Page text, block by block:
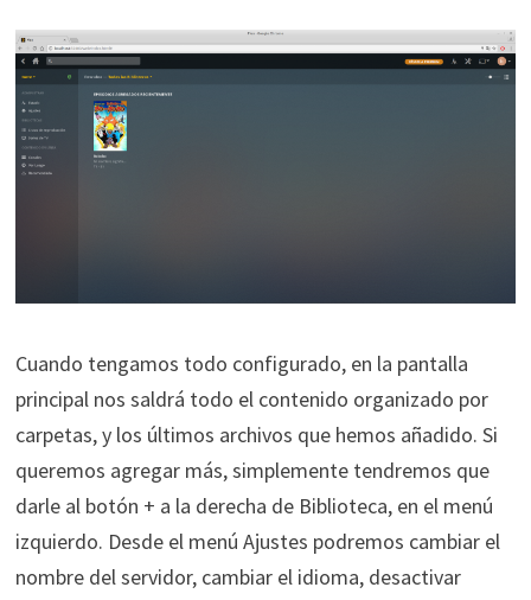
Cuando tengamos todo configurado, en la pantalla
principal nos saldrá todo el contenido organizado por
carpetas, y los últimos archivos que hemos añadido. Si
queremos agregar más, simplemente tendremos que
darle al botón + a la derecha de Biblioteca, en el menú
izquierdo. Desde el menú Ajustes podremos cambiar el
nombre del servidor, cambiar el idioma, desactivar